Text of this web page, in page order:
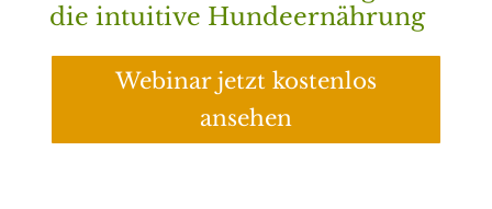
die intuitive Hundeernährung
Webinar jetzt kostenlos
ansehen